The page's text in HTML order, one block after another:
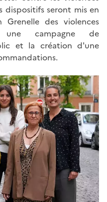
dispositifs seront mis en
des violences
une campagne de
et la création d'une